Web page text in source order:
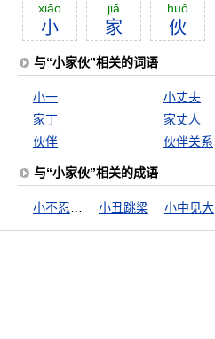
xiăo
小
jiā
家
huŏ
伙
与“小家伙”相关的词语
小一 小丈夫
家丁
家丈人
伙伴
伙伴关系
与“小家伙”相关的成语
小丑跳梁 小中见大